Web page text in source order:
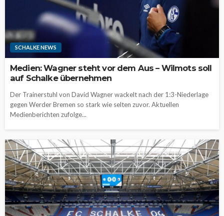
SCHALKE NEWS
Medien: Wagner steht vor dem Aus – Wilmots soll
auf Schalke übernehmen
Der Trainerstuhl von David Wagner wackelt nach der 1:3-Niederlage
gegen Werder Bremen so stark wie selten zuvor. Aktuellen
Medienberichten zufolge...